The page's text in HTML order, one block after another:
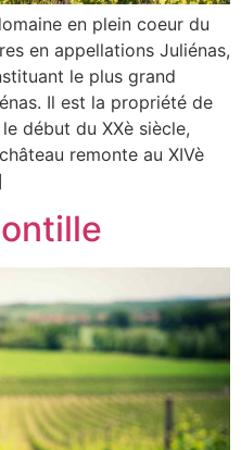
en plein coeur du
en appellations Juliénas,
le plus grand
Il est la propriété de
début du XXè siècle,
remonte au XIVè